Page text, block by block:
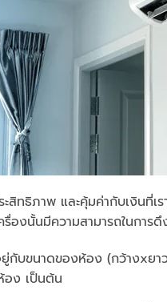
สิทธิภาพ และคุ้มค่ากับเงินที่
รื่องนั้นมีความสามารถในกา
กับขนาดของห้อง (กว้างxย
อง เป็นต้น